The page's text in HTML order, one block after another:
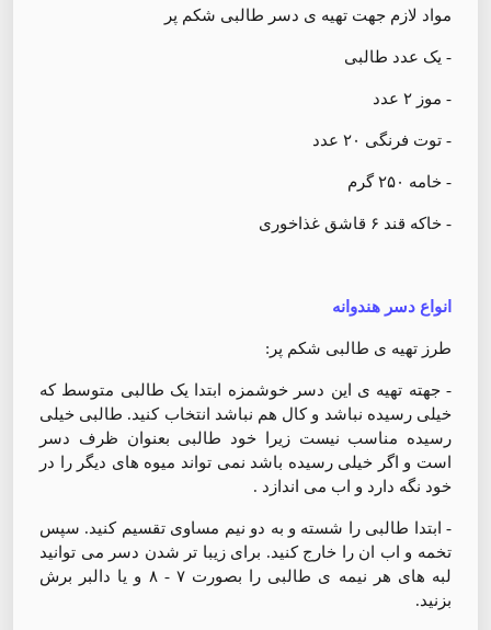
مواد لازم جهت تهیه ی دسر طالبی شکم پر
- یک عدد طالبی
- موز ۲ عدد
- توت فرنگی ۲۰ عدد
- خامه ۲۵۰ گرم
- خاکه قند ۶ قاشق غذاخوری
انواع دسر هندوانه
طرز تهیه ی طالبی شکم پر:
- جهته تهیه ی این دسر خوشمزه ابتدا یک طالبی متوسط که
خیلی رسیده نباشد و کال هم نباشد انتخاب کنید. طالبی خیلی
رسیده مناسب نیست زیرا خود طالبی بعنوان ظرف دسر
است و اگر خیلی رسیده باشد نمی تواند میوه های دیگر را در
خود نگه دارد و اب می اندازد .
- ابتدا طالبی را شسته و به دو نیم مساوی تقسیم کنید. سپس
تخمه و اب ان را خارج کنید. برای زیبا تر شدن دسر می توانید
لبه های هر نیمه ی طالبی را بصورت ۷ - ۸ و یا دالبر برش
بزنید.